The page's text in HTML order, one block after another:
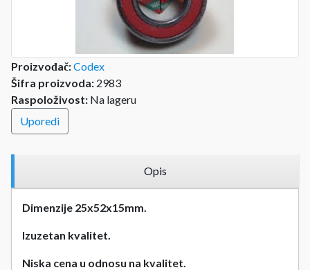
Proizvođač:Codex
Šifra proizvoda: 2983
Raspoloživost: Na lageru
Uporedi
Opis
Dimenzije 25x52x15mm.
Izuzetan kvalitet.
Niska cena u odnosu na kvalitet.